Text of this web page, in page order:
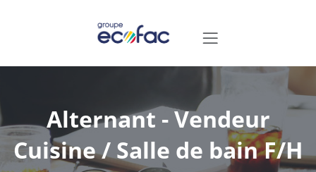
Alternant - Vendeur
Cuisine / Salle de bain F/H